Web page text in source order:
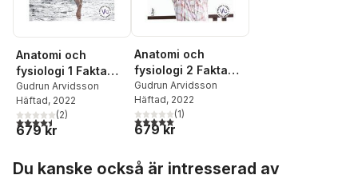
Anatomi och
fysiologi 1 Fakta
och uppgifter
Gudrun Arvidsson
Häftad, 2022
4,5utav 5 stjärnor. Totalt antal röster:
(2)
679 kr
Anatomi och
fysiologi 2 Fakta
och uppgifter
Gudrun Arvidsson
Häftad, 2022
5,0utav 5 stjärnor. Totalt antal röster:
(1)
679 kr
Du kanske också är intresserad av